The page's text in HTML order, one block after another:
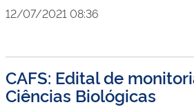
12/07/2021 08:36
CAFS: Edital de
Ciências Biológicas